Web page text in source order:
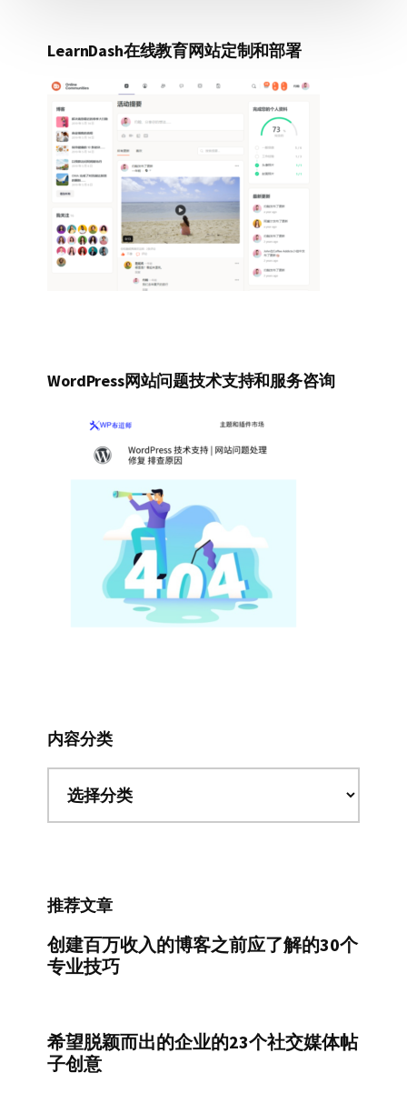
LearnDash在线教育网站定制和部署
WordPress网站问题技术支持和服务咨询
内容分类
分
推荐文章
创建百万收入的博客之前应了解的30个
专业技巧
希望脱颖而出的企业的23个社交媒体帖
子创意